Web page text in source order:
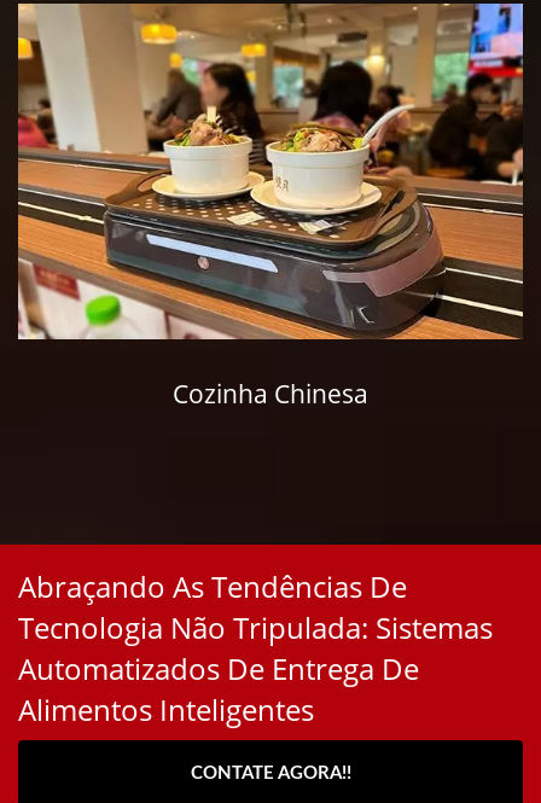
Cozinha Chinesa
Abraçando As Tendências De
Tecnologia Não Tripulada: Sistemas
Automatizados De Entrega De
Alimentos Inteligentes
CONTATE AGORA!!